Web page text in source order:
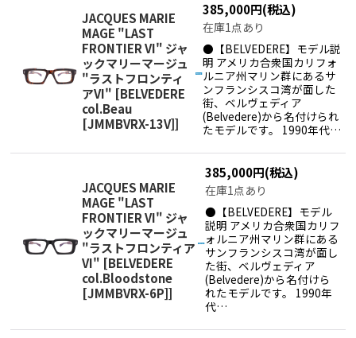
JACQUES MARIE
MAGE "LAST
FRONTIER VI" ジャ
ックマリーマージュ
"ラストフロンティ
アVI" [BELVEDERE
col.Beau
[JMMBVRX-13V]]
385,000円(税込)
在庫1点あり
●【BELVEDERE】モデル説
明 アメリカ合衆国カリフォ
ルニア州マリン群にあるサ
ンフランシスコ湾が面した
街、ベルヴェディア
(Belvedere)から名付けられ
たモデルです。 1990年代…
JACQUES MARIE
MAGE "LAST
FRONTIER VI" ジャ
ックマリーマージュ
"ラストフロンティア
VI" [BELVEDERE
col.Bloodstone
[JMMBVRX-6P]]
385,000円(税込)
在庫1点あり
●【BELVEDERE】モデル
説明 アメリカ合衆国カリフ
ォルニア州マリン群にある
サンフランシスコ湾が面し
た街、ベルヴェディア
(Belvedere)から名付けら
れたモデルです。 1990年
代…